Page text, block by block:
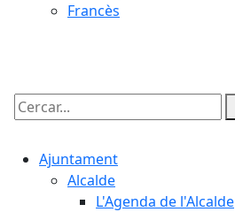
Francès
Cercar:
Ajuntament
Alcalde
L'Agenda de l'Alcalde